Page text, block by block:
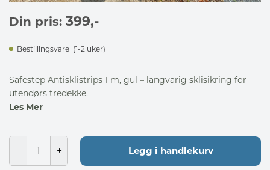
Din pris: 399,-
Bestillingsvare (1-2 uker)
Safestep Antisklistrips 1 m, gul – langvarig sklisikring for
utendørs tredekke.
Les Mer
Legg i handlekurv